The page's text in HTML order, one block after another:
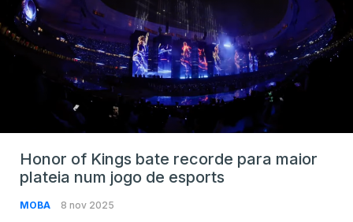
Honor of Kings bate recorde para maior
plateia num jogo de esports
MOBA 8 nov 2025